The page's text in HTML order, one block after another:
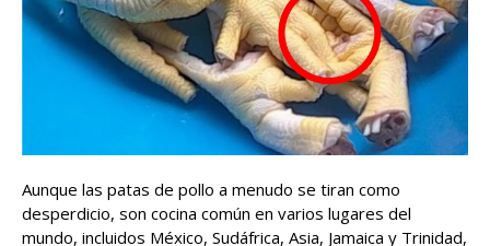
Aunque las patas de pollo a menudo se tiran como
desperdicio, son cocina común en varios lugares del
mundo, incluidos México, Sudáfrica, Asia, Jamaica y Trinidad,